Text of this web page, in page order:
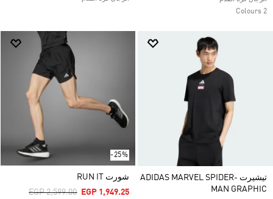
2 Colours
تيشيرت ADIDAS MARVEL SPIDER-
MAN GRAPHIC
-25%
شورت RUN IT
Price Reduced From
EGP 2,599.00ToEGP 1,949.25